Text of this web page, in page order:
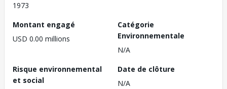
1973
Montant engagé
USD 0.00 millions
Catégorie
Environnementale
N/A
Risque environnemental
et social
Date de clôture
N/A